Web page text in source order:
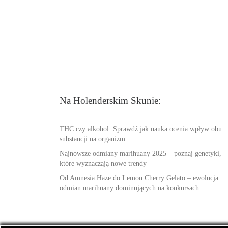
Na Holenderskim Skunie:
THC czy alkohol: Sprawdź jak nauka ocenia wpływ obu
substancji na organizm
Najnowsze odmiany marihuany 2025 – poznaj genetyki,
które wyznaczają nowe trendy
Od Amnesia Haze do Lemon Cherry Gelato – ewolucja
odmian marihuany dominujących na konkursach